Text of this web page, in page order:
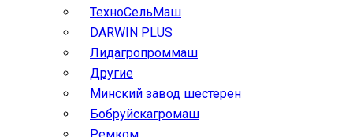
ТехноСельМаш
DARWIN PLUS
Лидагропроммаш
Другие
Минский завод шестерен
Бобруйскагромаш